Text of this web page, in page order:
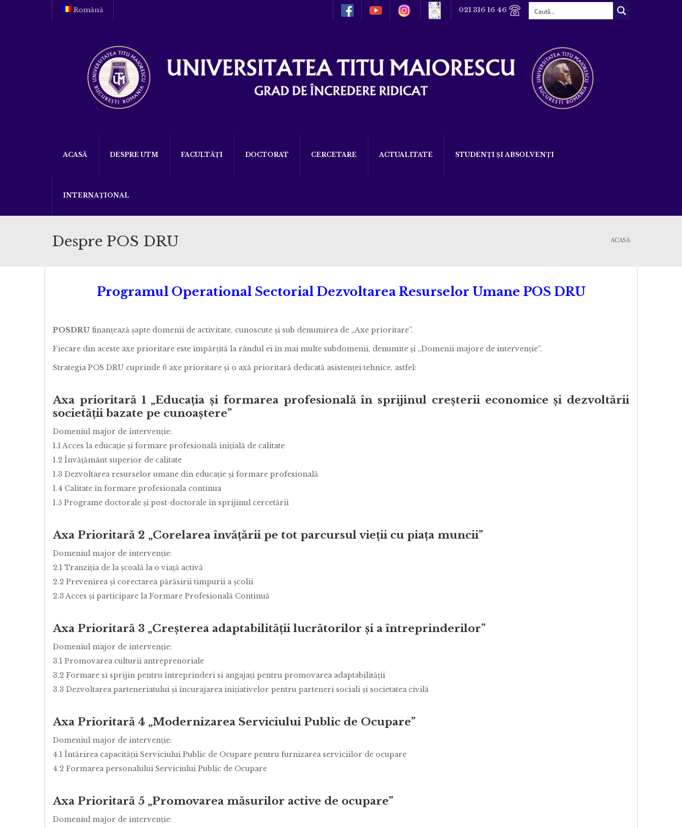
Română 021 316 16 46
ACASĂ DESPRE UTM FACULTĂȚI DOCTORAT CERCETARE ACTUALITATE STUDENȚI ȘI ABSOLVENȚI
INTERNAȚIONAL
Despre POS DRU ACASĂ
Programul Operational Sectorial Dezvoltarea Resurselor Umane POS DRU
POSDRU finanţează şapte domenii de activitate, cunoscute şi sub denumirea de „Axe prioritare”.
Fiecare din aceste axe prioritare este împărţită la rândul ei în mai multe subdomenii, denumite şi „Domenii majore de intervenţie”.
Strategia POS DRU cuprinde 6 axe prioritare şi o axă prioritară dedicată asistenţei tehnice, astfel:
Axa prioritară 1 „Educaţia şi formarea profesională în sprijinul creşterii economice şi dezvoltării
societăţii bazate pe cunoaştere”
Domeniul major de intervenţie:
1.1 Acces la educaţie şi formare profesională iniţială de calitate
1.2 Învăţământ superior de calitate
1.3 Dezvoltarea resurselor umane din educaţie şi formare profesională
1.4 Calitate în formare profesionala continua
1.5 Programe doctorale şi post-doctorale în sprijinul cercetării
Axa Prioritară 2 „Corelarea învăţării pe tot parcursul vieţii cu piaţa muncii”
Domeniul major de intervenţie:
2.1 Tranziţia de la şcoală la o viaţă activă
2.2 Prevenirea şi corectarea părăsirii timpurii a şcolii
2.3 Acces şi participare la Formare Profesională Continuă
Axa Prioritară 3 „Creşterea adaptabilităţii lucrătorilor şi a întreprinderilor”
Domeniul major de intervenţie:
3.1 Promovarea culturii antreprenoriale
3.2 Formare si sprijin pentru întreprinderi si angajaţi pentru promovarea adaptabilităţii
3.3 Dezvoltarea parteneriatului şi încurajarea iniţiativelor pentru parteneri sociali şi societatea civilă
Axa Prioritară 4 „Modernizarea Serviciului Public de Ocupare”
Domeniul major de intervenţie:
4.1 Întărirea capacităţii Serviciului Public de Ocupare pentru furnizarea serviciilor de ocupare
4.2 Formarea personalului Serviciului Public de Ocupare
Axa Prioritară 5 „Promovarea măsurilor active de ocupare”
Domeniul major de intervenţie: